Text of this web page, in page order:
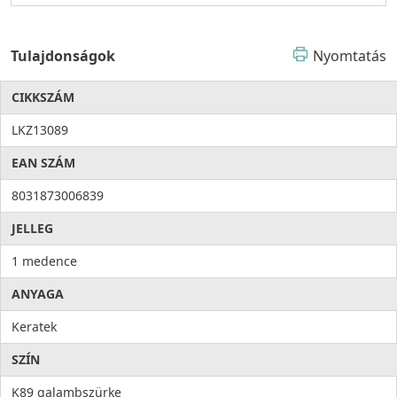
Tulajdonságok Nyomtatás
CIKKSZÁM
LKZ13089
EAN SZÁM
8031873006839
JELLEG
1 medence
ANYAGA
Keratek
SZÍN
K89 galambszürke